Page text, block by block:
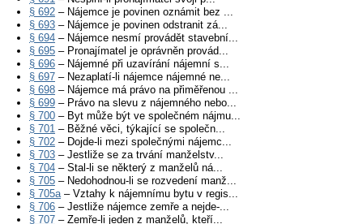
§ 692 – Nájemce je povinen oznámit bez ...
§ 693 – Nájemce je povinen odstranit zá...
§ 694 – Nájemce nesmí provádět stavební...
§ 695 – Pronajímatel je oprávněn provád...
§ 696 – Nájemné při uzavírání nájemní s...
§ 697 – Nezaplatí-li nájemce nájemné ne...
§ 698 – Nájemce má právo na přiměřenou ...
§ 699 – Právo na slevu z nájemného nebo...
§ 700 – Byt může být ve společném nájmu...
§ 701 – Běžné věci, týkající se společn...
§ 702 – Dojde-li mezi společnými nájemc...
§ 703 – Jestliže se za trvání manželstv...
§ 704 – Stal-li se některý z manželů ná...
§ 705 – Nedohodnou-li se rozvedení manž...
§ 705a– Vztahy k nájemnímu bytu v regis...
§ 706 – Jestliže nájemce zemře a nejde-...
§ 707 – Zemře-li jeden z manželů, kteří...